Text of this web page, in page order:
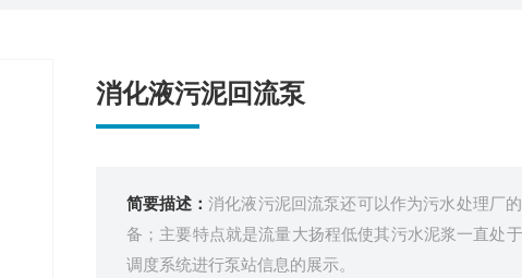
消化液污泥回流泵
简要描述： 消化液污泥回流泵还可以作为污水处理厂
备；主要特点就是流量大扬程低使其污水泥浆一直处
调度系统进行泵站信息的展示。